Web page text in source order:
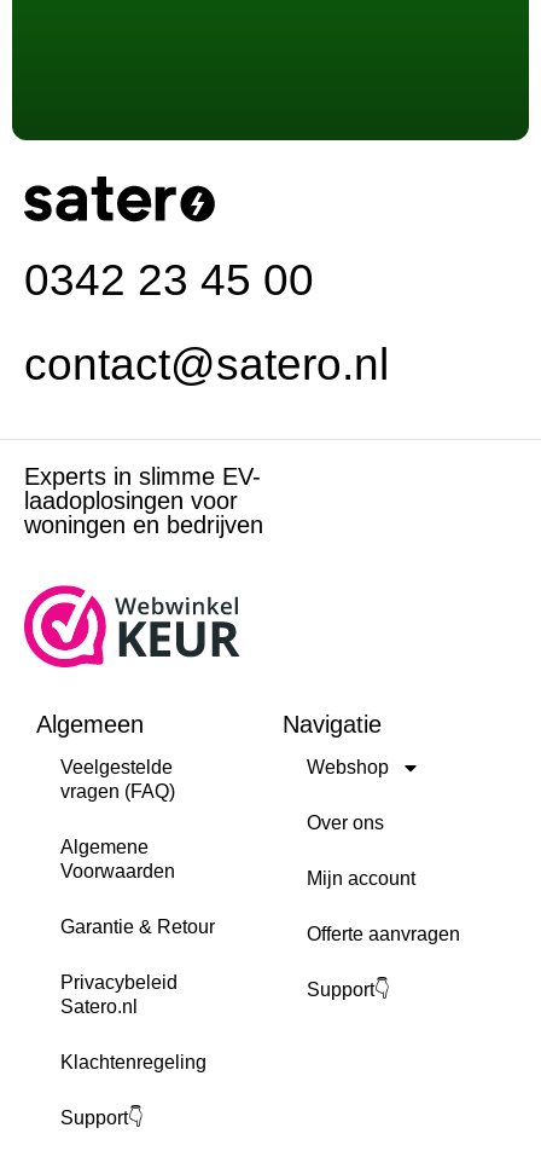
0342 23 45 00
contact@satero.nl
Experts in slimme EV-
laadoplosingen voor
woningen en bedrijven
Algemeen
Veelgestelde
vragen (FAQ)
Algemene
Voorwaarden
Garantie & Retour
Privacybeleid
Satero.nl
Klachtenregeling
Support👇
Navigatie
Webshop
Over ons
Mijn account
Offerte aanvragen
Support👇